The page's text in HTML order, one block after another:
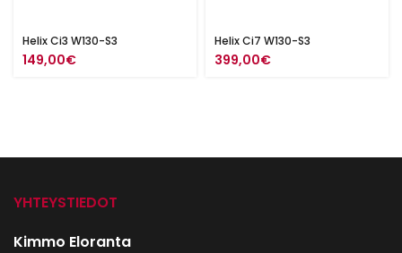
Helix Ci3 W130-S3
149,00€
Helix Ci7 W130-S3
399,00€
YHTEYSTIEDOT
Kimmo Eloranta